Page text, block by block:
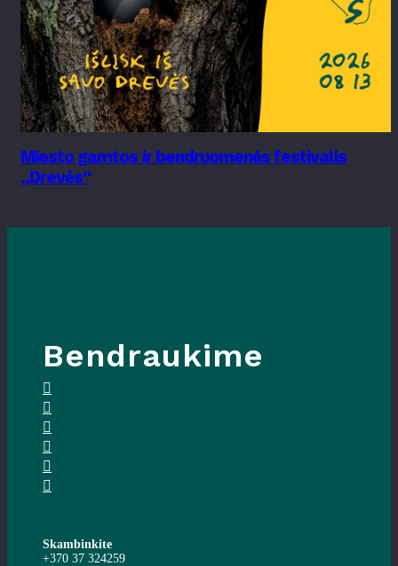
Miesto gamtos ir bendruomenės festivalis
„Drevės“
Bendraukime
Skambinkite
+370 37 324259